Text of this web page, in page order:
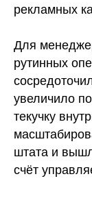
рекламных
Для
рутинных
увеличило
текучку
штата и
счёт